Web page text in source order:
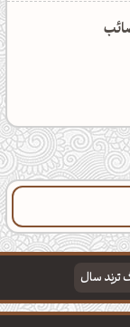
ترند سال
مولانا